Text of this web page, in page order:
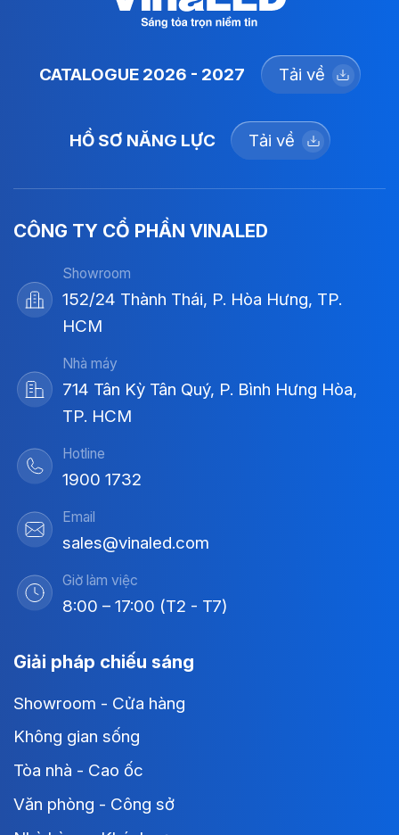
CATALOGUE 2026 - 2027 Tải về
HỒ SƠ NĂNG LỰC Tải về
CÔNG TY CỔ PHẦN VINALED
Showroom
152/24 Thành Thái, P. Hòa Hưng, TP.
HCM
Nhà máy
714 Tân Kỳ Tân Quý, P. Bình Hưng Hòa,
TP. HCM
Hotline
1900 1732
Email
sales@vinaled.com
Giờ làm việc
8:00 – 17:00 (T2 - T7)
Giải pháp chiếu sáng
Showroom - Cửa hàng
Không gian sống
Tòa nhà - Cao ốc
Văn phòng - Công sở